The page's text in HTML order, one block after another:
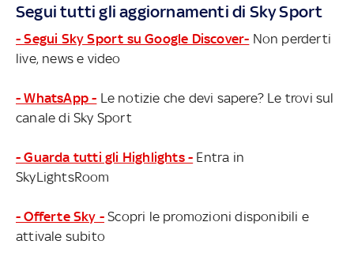
Segui tutti gli aggiornamenti di Sky Sport
- Segui Sky Sport su Google Discover- Non perderti
live, news e video
- WhatsApp - Le notizie che devi sapere? Le trovi sul
canale di Sky Sport
- Guarda tutti gli Highlights - Entra in
SkyLightsRoom
- Offerte Sky - Scopri le promozioni disponibili e
attivale subito